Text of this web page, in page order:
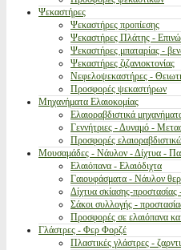
Ψεκαστήρες
Ψεκαστήρες προπίεσης
Ψεκαστήρες Πλάτης -
Ψεκαστήρες μπαταρίας -
Ψεκαστήρες ζιζανιοκτονίας
Νεφελοψεκαστήρες -
Προσφορές ψεκαστήρων
Μηχανήματα Ελαιοκομίας
Ελαιοραβδιστικά
Γεννήτριες - Δυναμό -
Προσφορές
Μουσαμάδες - Νάυλον - Δίχτυα -
Ελαιόπανα - Ελαιόδιχτα
Γαιουφάσματα - Νάυλον
Δίχτυα σκίασης-
Σάκοι συλλογής -
Προσφορές σε ελαιόπανα
Γλάστρες - Φερ Φορζέ
Πλαστικές γλάστρες -